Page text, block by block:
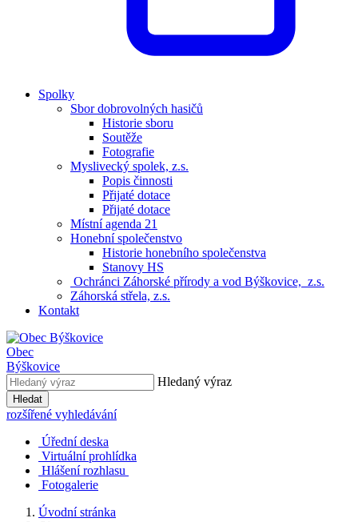
Spolky
Sbor dobrovolných hasičů
Historie sboru
Soutěže
Fotografie
Myslivecký spolek, z.s.
Popis činnosti
Přijaté dotace
Přijaté dotace
Místní agenda 21
Honební společenstvo
Historie honebního společenstva
Stanovy HS
Ochránci Záhorské přírody a vod Býškovice, z.s.
Záhorská střela, z.s.
Kontakt
Obec
Býškovice
Hledaný výraz
Hledat
rozšířené vyhledávání
Úřední deska
Virtuální prohlídka
Hlášení rozhlasu
Fotogalerie
Úvodní stránka